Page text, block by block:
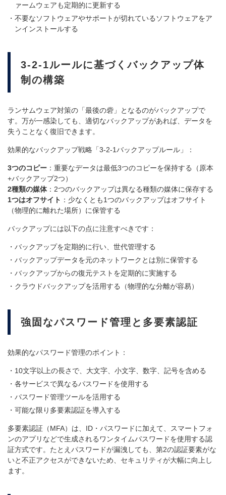
ァームウェアも定期的に更新する
不要なソフトウェアやサポートが切れているソフトウェアをア
ンインストールする
3-2-1ルールに基づくバックアップ体
制の構築
ランサムウェア対策の「最後の砦」となるのがバックアップで
す。万が一感染しても、適切なバックアップがあれば、データを
失うことなく復旧できます。
効果的なバックアップ戦略「3-2-1バックアップルール」：
3つのコピー ：重要なデータは最低3つのコピーを保持する（原本
+バックアップ2つ）
2種類の媒体：2つのバックアップは異なる種類の媒体に保存する
1つはオフサイト ：少なくとも1つのバックアップはオフサイト
（物理的に離れた場所）に保管する
バックアップには以下の点に注意すべきです：
バックアップを定期的に行い、世代管理する
バックアップデータを元のネットワークとは別に保管する
バックアップからの復元テストを定期的に実施する
クラウドバックアップを活用する（物理的な分離が容易）
強固なパスワード管理と多要素認証
効果的なパスワード管理のポイント：
10文字以上の長さで、大文字、小文字、数字、記号を含める
各サービスで異なるパスワードを使用する
パスワード管理ツールを活用する
可能な限り多要素認証を導入する
多要素認証（MFA）は、ID・パスワードに加えて、スマートフォ
ンのアプリなどで生成されるワンタイムパスワードを使用する認
証方式です。たとえパスワードが漏洩しても、第2の認証要素がな
いと不正アクセスができないため、セキュリティが大幅に向上し
ます。